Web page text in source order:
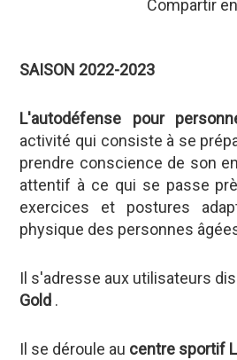
Compartir
SAISON 2022-2023
L'autodéfense pour
activité qui consiste à se
prendre conscience de son
attentif à ce qui se passe
exercices et postures
physique des personnes
Il s'adresse aux utilisateurs
Gold .
Il se déroule au centre sportif